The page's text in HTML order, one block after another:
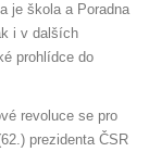
je škola a Poradna
i v dalších
prohlídce do
revoluce se pro
prezidenta ČSR